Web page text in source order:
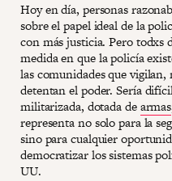
Hoy en día, personas
sobre el papel ideal de la
con más justicia. Pero todxs
medida en que la policía
las comunidades que vigilan,
detentan el poder. Sería
militarizada, dotada dearmas
representa no solo para la
sino para cualquier
democratizar los sistemas
UU.